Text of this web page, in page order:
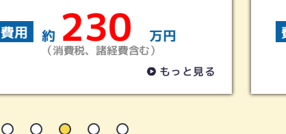
約 230 万円
（消費税、諸経費含む）
もっと見る